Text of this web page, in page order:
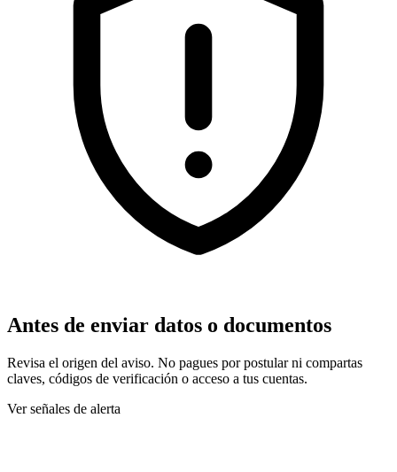
Antes de enviar datos o documentos
Revisa el origen del aviso. No pagues por postular ni compartas
claves, códigos de verificación o acceso a tus cuentas.
Ver señales de alerta